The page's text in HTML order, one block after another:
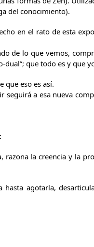
del conocimiento).
en el rato de esta
de lo que vemos,
dual”; que todo es y que
que eso es así.
a esa nueva
la creencia y la
agotarla,